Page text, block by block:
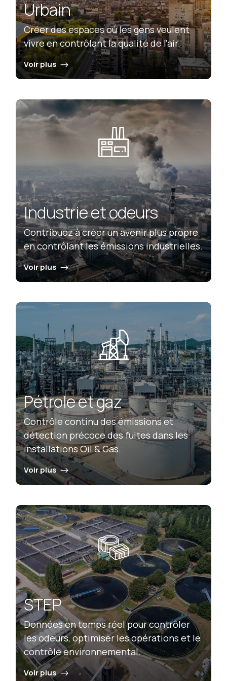
Urbain
Créer des espaces où les gens veulent
vivre en contrôlant la qualité de l'air.
Voir plus
Industrie et odeurs
Contribuez à créer un avenir plus propre
en contrôlant les émissions industrielles.
Voir plus
Pétrole et gaz
Contrôle continu des émissions et
détection précoce des fuites dans les
installations Oil & Gas.
Voir plus
STEP
Données en temps réel pour contrôler
les odeurs, optimiser les opérations et le
contrôle environnemental.
Voir plus